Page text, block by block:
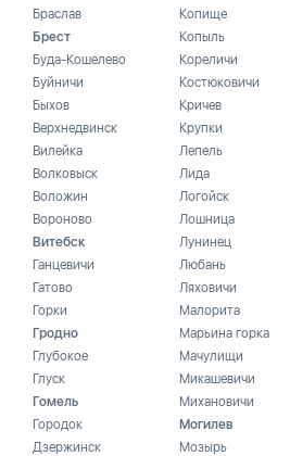
Браслав
Брест
Буда-Кошелево
Буйничи
Быхов
Верхнедвинск
Вилейка
Волковыск
Воложин
Вороново
Витебск
Ганцевичи
Гатово
Горки
Гродно
Глубокое
Глуск
Гомель
Городок
Дзержинск
Копище
Копыль
Кореличи
Костюковичи
Кричев
Крупки
Лепель
Лида
Логойск
Лошница
Лунинец
Любань
Ляховичи
Малорита
Марьина горка
Мачулищи
Микашевичи
Михановичи
Могилев
Мозырь